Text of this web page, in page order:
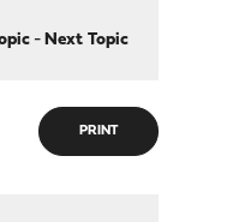
- Next Topic
PRINT